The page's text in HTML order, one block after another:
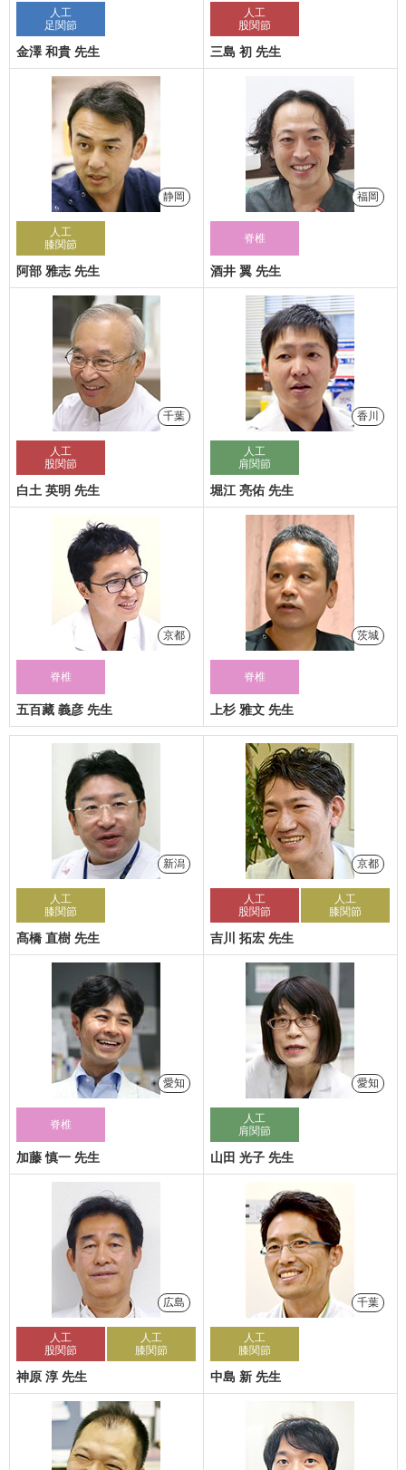
人工
足関節
金澤 和貴 先生
人工
股関節
三島 初 先生
静岡
人工
膝関節
阿部 雅志 先生
福岡
脊椎
酒井 翼 先生
千葉
人工
股関節
白土 英明 先生
香川
人工
肩関節
堀江 亮佑 先生
京都
脊椎
五百藏 義彦 先生
茨城
脊椎
上杉 雅文 先生
新潟
人工
膝関節
髙橋 直樹 先生
京都
人工
股関節
人工
膝関節
吉川 拓宏 先生
愛知
脊椎
加藤 慎一 先生
愛知
人工
肩関節
山田 光子 先生
広島
人工
股関節
人工
膝関節
神原 淳 先生
千葉
人工
膝関節
中島 新 先生